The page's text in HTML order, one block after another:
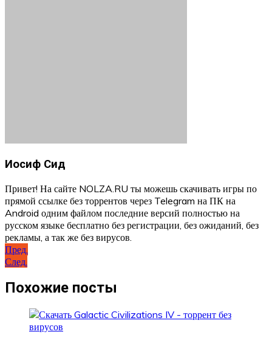
Иосиф Сид
Привет! На сайте NOLZA.RU ты можешь скачивать игры по
прямой ссылке без торрентов через Telegram на ПК на
Android одним файлом последние версий полностью на
русском языке бесплатно без регистрации, без ожиданий, без
рекламы, а так же без вирусов.
Навигация
по
записям
Пред.
След.
Похожие посты